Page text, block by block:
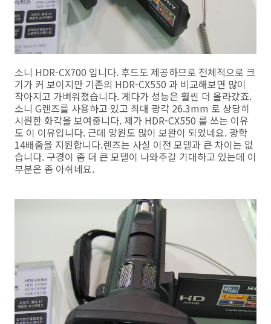
소니 HDR-CX700 입니다. 후드도 제공하므로 전체적으로 크
기가 커 보이지만 기존의 HDR-CX550 과 비교해보면 많이
작아지고 가벼워졌습니다. 게다가 성능은 훨씬 더 올라갔죠.
소니 G렌즈를 사용하고 있고 최대 광각 26.3mm 로 상당히
시원한 화각을 보여줍니다. 제가 HDR-CX550 를 쓰는 이유
도 이 이유입니다. 근데 망원도 많이 보완이 되었네요. 광학
14배줌을 지원합니다.렌즈는 사실 이전 모델과 큰 차이는 없
습니다. 구경이 좀 더 큰 모델이 나와주길 기대하고 있는데 이
부분은 좀 아쉬네요.